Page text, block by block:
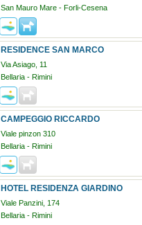
San Mauro Mare - Forli-Cesena
RESIDENCE SAN MARCO
Via Asiago, 11
Bellaria - Rimini
CAMPEGGIO RICCARDO
Viale pinzon 310
Bellaria - Rimini
HOTEL RESIDENZA GIARDINO
Viale Panzini, 174
Bellaria - Rimini